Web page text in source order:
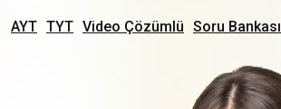
AYT TYT Video Çözümlü Soru Bankası